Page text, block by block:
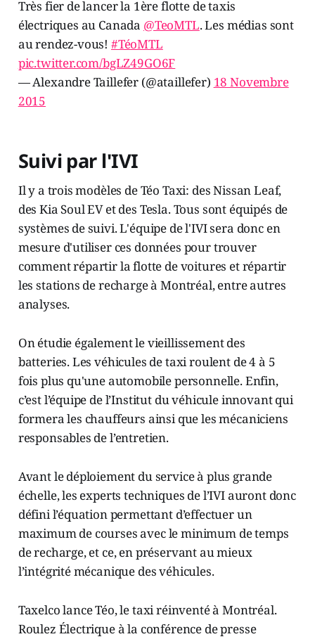
Très fier de lancer la 1ère flotte de taxis
électriques au Canada @TeoMTL. Les médias sont
au rendez-vous! #TéoMTL
pic.twitter.com/bgLZ49GO6F
— Alexandre Taillefer (@ataillefer) 18 Novembre
2015
Suivi par l'IVI
Il y a trois modèles de Téo Taxi: des Nissan Leaf,
des Kia Soul EV et des Tesla. Tous sont équipés de
systèmes de suivi. L'équipe de l'IVI sera donc en
mesure d'utiliser ces données pour trouver
comment répartir la flotte de voitures et répartir
les stations de recharge à Montréal, entre autres
analyses.
On étudie également le vieillissement des
batteries. Les véhicules de taxi roulent de 4 à 5
fois plus qu'une automobile personnelle. Enfin,
c’est l’équipe de l’Institut du véhicule innovant qui
formera les chauffeurs ainsi que les mécaniciens
responsables de l’entretien.
Avant le déploiement du service à plus grande
échelle, les experts techniques de l’IVI auront donc
défini l’équation permettant d’effectuer un
maximum de courses avec le minimum de temps
de recharge, et ce, en préservant au mieux
l’intégrité mécanique des véhicules.
Taxelco lance Téo, le taxi réinventé à Montréal.
Roulez Électrique à la conférence de presse